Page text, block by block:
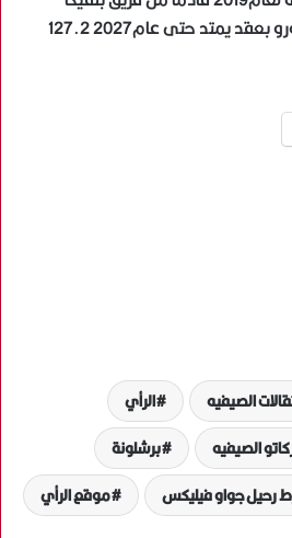
الصيفيه
الرأي
الصيفيه
برشلونة
رحيل جواو فيليكس موقع الرأي